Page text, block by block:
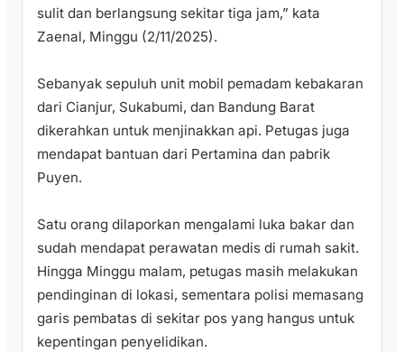
sulit dan berlangsung sekitar tiga jam,” kata
Zaenal, Minggu (2/11/2025).
‎Sebanyak sepuluh unit mobil pemadam kebakaran
dari Cianjur, Sukabumi, dan Bandung Barat
dikerahkan untuk menjinakkan api. Petugas juga
mendapat bantuan dari Pertamina dan pabrik
Puyen.
‎Satu orang dilaporkan mengalami luka bakar dan
sudah mendapat perawatan medis di rumah sakit.
Hingga Minggu malam, petugas masih melakukan
pendinginan di lokasi, sementara polisi memasang
garis pembatas di sekitar pos yang hangus untuk
kepentingan penyelidikan.